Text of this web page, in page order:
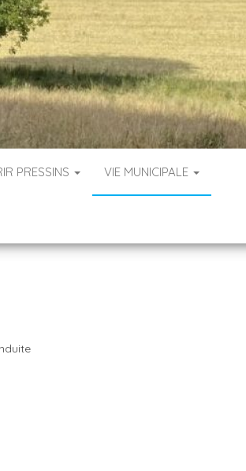
PRESSINS VIE MUNICIPALE